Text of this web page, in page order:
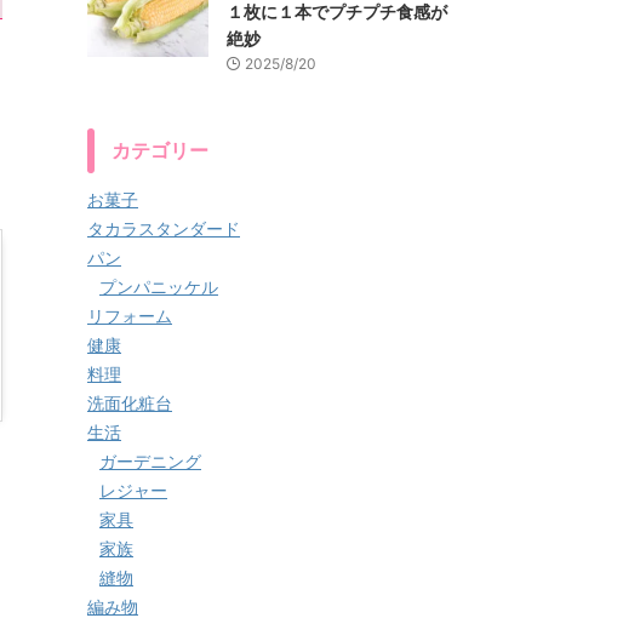
１枚に１本でプチプチ食感が
絶妙
2025/8/20
カテゴリー
お菓子
タカラスタンダード
パン
プンパニッケル
リフォーム
健康
料理
洗面化粧台
生活
ガーデニング
レジャー
家具
家族
縫物
編み物